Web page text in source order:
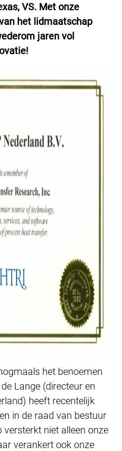
VS. Met onze
het lidmaatschap
jaren vol
het benoemen
Lange (directeur en
heeft recentelijk
in de raad van bestuur
versterkt niet alleen onze
verankert ook onze